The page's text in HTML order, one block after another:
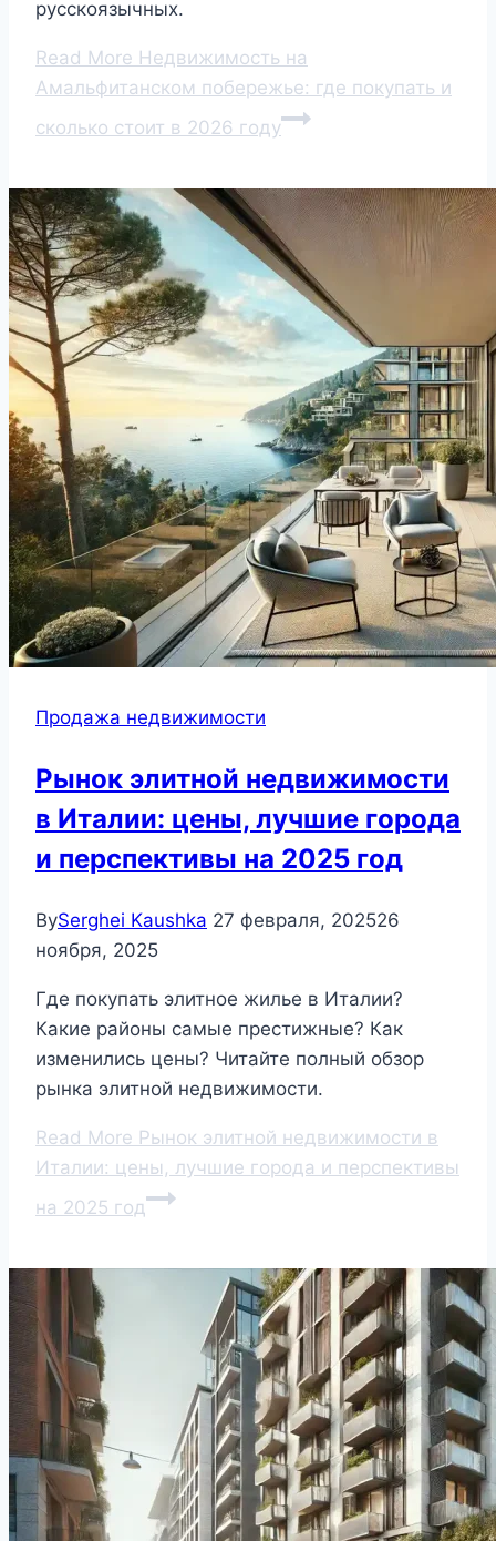
русскоязычных.
Read More Недвижимость на
Амальфитанском побережье: где покупать и
сколько стоит в 2026 году
Продажа недвижимости
Рынок элитной недвижимости
в Италии: цены, лучшие города
и перспективы на 2025 год
BySerghei Kaushka 27 февраля, 202526
ноября, 2025
Где покупать элитное жилье в Италии?
Какие районы самые престижные? Как
изменились цены? Читайте полный обзор
рынка элитной недвижимости.
Read More Рынок элитной недвижимости в
Италии: цены, лучшие города и перспективы
на 2025 год